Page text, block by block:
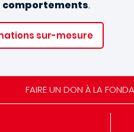
.
sur-mesure
FAIRE UN DON À LA